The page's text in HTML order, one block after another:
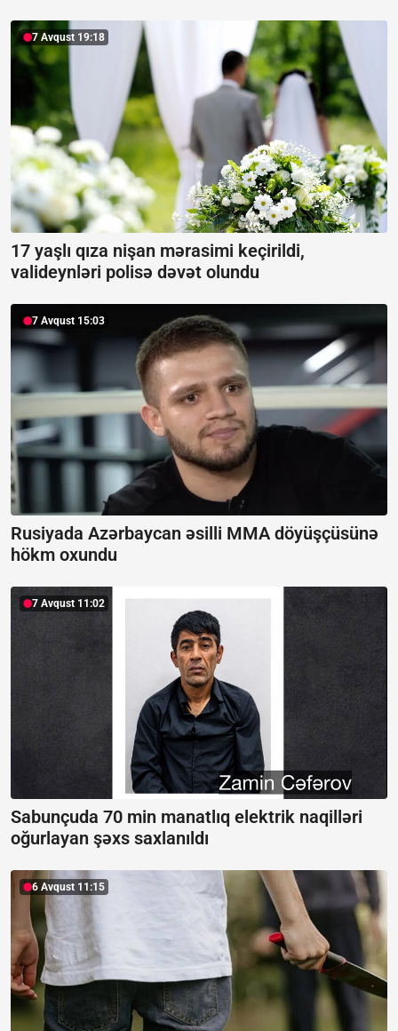
7 Avqust 19:18
17 yaşlı qıza nişan mərasimi keçirildi,
valideynləri polisə dəvət olundu
7 Avqust 15:03
Rusiyada Azərbaycan əsilli MMA döyüşçüsünə
hökm oxundu
7 Avqust 11:02
Sabunçuda 70 min manatlıq elektrik naqilləri
oğurlayan şəxs saxlanıldı
6 Avqust 11:15